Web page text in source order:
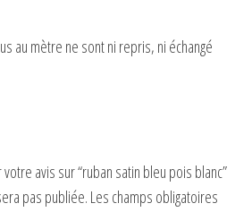
au mètre ne sont ni repris, ni échangé
avis sur “ruban satin bleu pois blanc”
pas publiée. Les champs obligatoires